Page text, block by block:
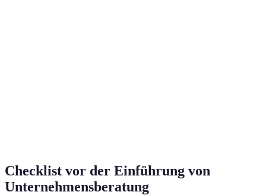
Checklist vor der Einführung von
Unternehmensberatung